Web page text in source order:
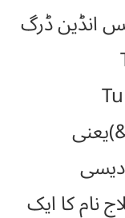
انڈین ڈرگ
&Indigenous Indian Drug)یعنی
نام کا ایک